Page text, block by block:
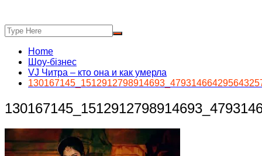
Home
Шоу-бізнес
VJ Читра – кто она и как умерла